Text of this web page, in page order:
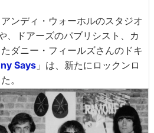
ンディ・ウォーホルのスタジオ
、ドアーズのパブリシスト、カ
ダニー・フィールズさんのドキ
Says 」は、新たにロックンロ
。